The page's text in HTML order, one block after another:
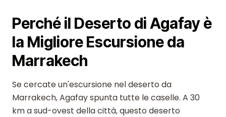
Perché il Deserto di Agafay è
la Migliore Escursione da
Marrakech
Se cercate un'escursione nel deserto da
Marrakech, Agafay spunta tutte le caselle. A 30
km a sud-ovest della città, questo deserto